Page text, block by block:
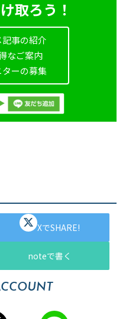
取ろう！
事の紹介
なご案内
ーの募集
XでSHARE!
noteで書く